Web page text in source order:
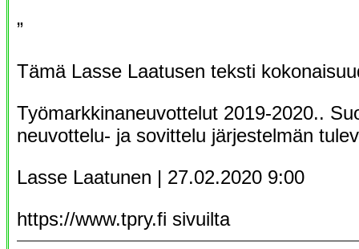
”
Tämä Lasse Laatusen teksti
Työmarkkinaneuvottelut 2019-2020..
neuvottelu- ja sovittelu järjestelmän
Lasse Laatunen | 27.02.2020 9:00
https://www.tpry.fi sivuilta